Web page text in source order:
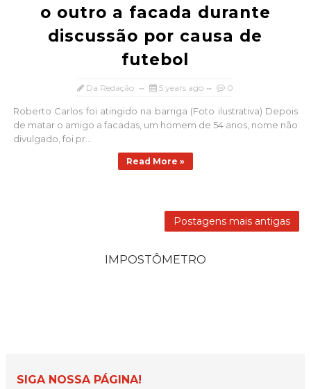
o outro a facada durante
discussão por causa de
futebol
Da Redação 5 years ago 0
Roberto Carlos foi atingido na barriga (Foto ilustrativa) Depois
de matar o amigo a facadas, um homem de 54 anos, nome não
divulgado, foi pr...
Read More »
Postagens mais antigas
IMPOSTÔMETRO
SIGA NOSSA PÁGINA!